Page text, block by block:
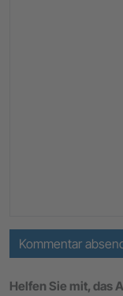
Kommentar
Helfen Sie mit, das